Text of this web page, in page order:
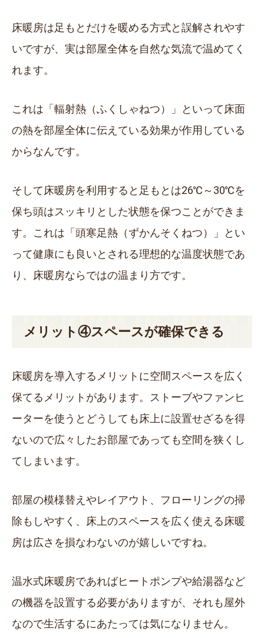
床暖房は足もとだけを暖める方式と誤解されやす
いですが、実は部屋全体を自然な気流で温めてく
れます。
これは「輻射熱（ふくしゃねつ）」といって床面
の熱を部屋全体に伝えている効果が作用している
からなんです。
そして床暖房を利用すると足もとは26℃～30℃を
保ち頭はスッキリとした状態を保つことができま
す。これは「頭寒足熱（ずかんそくねつ）」とい
って健康にも良いとされる理想的な温度状態であ
り、床暖房ならではの温まり方です。
メリット④スペースが確保できる
床暖房を導入するメリットに空間スペースを広く
保てるメリットがあります。ストーブやファンヒ
ーターを使うとどうしても床上に設置せざるを得
ないので広々したお部屋であっても空間を狭くし
てしまいます。
部屋の模様替えやレイアウト、フローリングの掃
除もしやすく、床上のスペースを広く使える床暖
房は広さを損なわないのが嬉しいですね。
温水式床暖房であればヒートポンプや給湯器など
の機器を設置する必要がありますが、それも屋外
なので生活するにあたっては気になりません。